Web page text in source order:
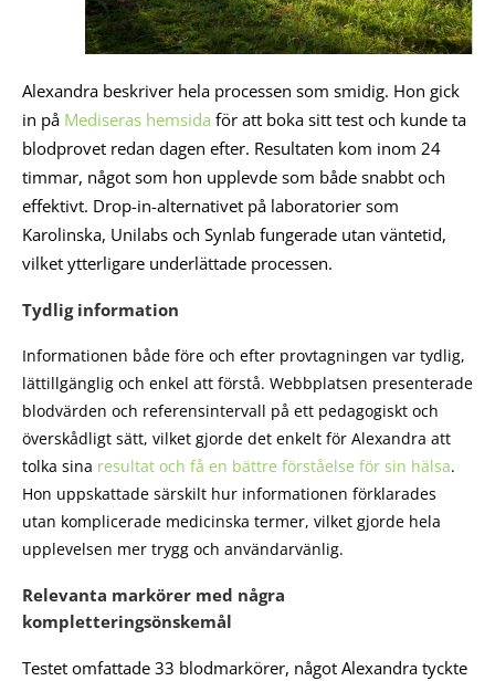
Alexandra beskriver hela processen som smidig. Hon gick
in på Mediseras hemsida för att boka sitt test och kunde ta
blodprovet redan dagen efter. Resultaten kom inom 24
timmar, något som hon upplevde som både snabbt och
effektivt. Drop-in-alternativet på laboratorier som
Karolinska, Unilabs och Synlab fungerade utan väntetid,
vilket ytterligare underlättade processen.
Tydlig information
Informationen både före och efter provtagningen var tydlig,
lättillgänglig och enkel att förstå. Webbplatsen presenterade
blodvärden och referensintervall på ett pedagogiskt och
överskådligt sätt, vilket gjorde det enkelt för Alexandra att
tolka sina resultat och få en bättre förståelse för sin hälsa.
Hon uppskattade särskilt hur informationen förklarades
utan komplicerade medicinska termer, vilket gjorde hela
upplevelsen mer trygg och användarvänlig.
Relevanta markörer med några
kompletteringsönskemål
Testet omfattade 33 blodmarkörer, något Alexandra tyckte